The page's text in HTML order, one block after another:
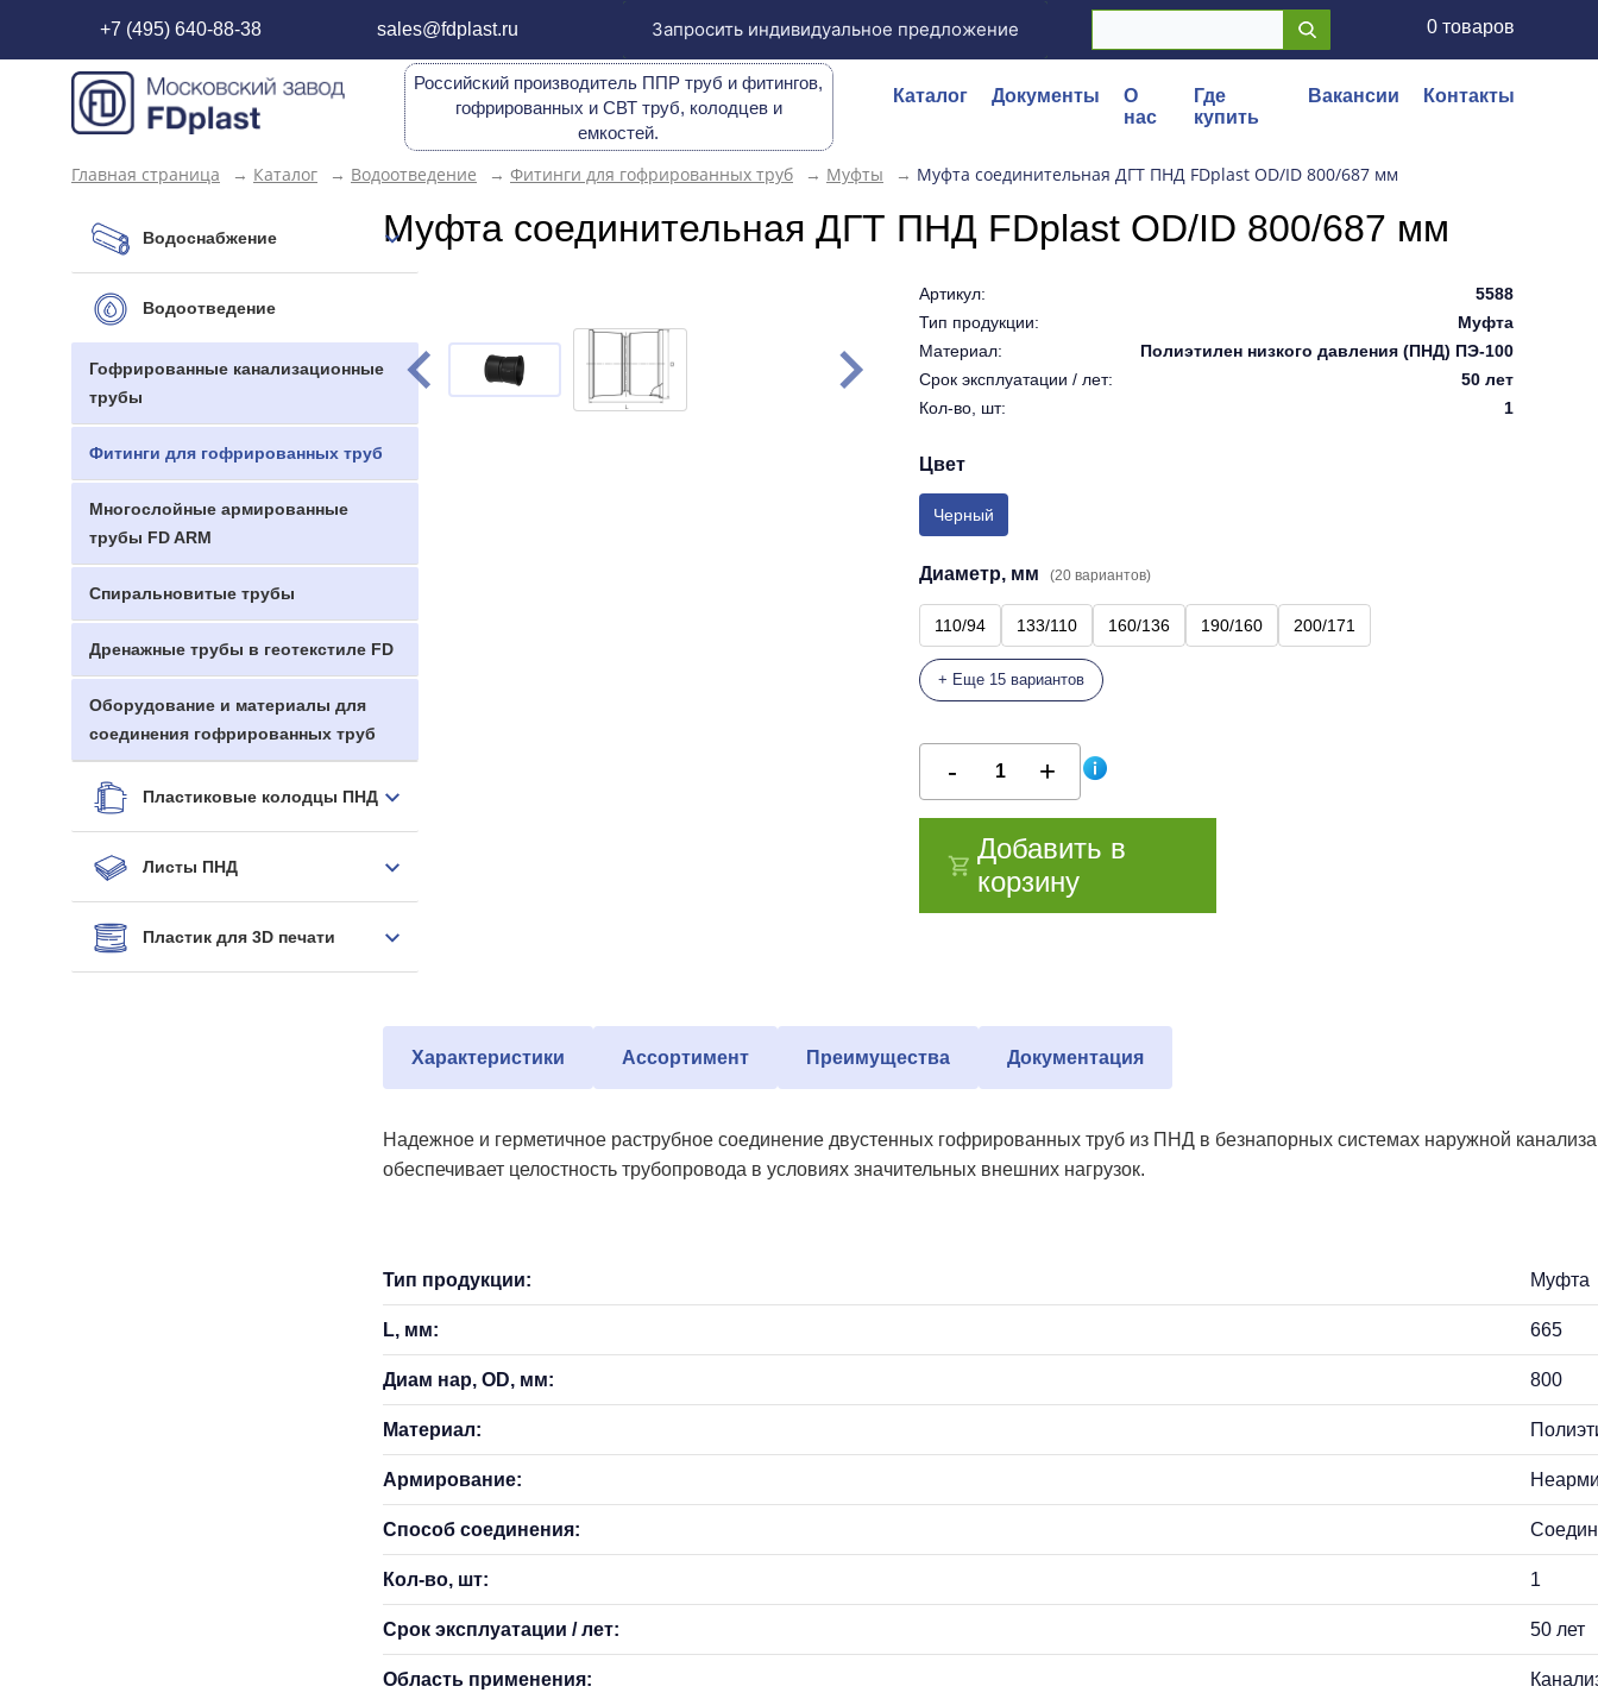
+7 (495) 640-88-38 sales@fdplast.ru Запросить индивидуальное предложение 0 товаров
Российский производитель ППР труб и фитингов,
гофрированных и СВТ труб, колодцев и
емкостей.
Каталог Документы
О
нас
Где
купить
Вакансии Контакты
Главная страница → Каталог → Водоотведение → Фитинги для гофрированных труб → Муфты → Муфта соединительная ДГТ ПНД FDplast OD/ID 800/687 мм
Водоснабжение
Водоотведение
Гофрированные канализационные
трубы
Фитинги для гофрированных труб
Многослойные армированные
трубы FD ARM
Спиральновитые трубы
Дренажные трубы в геотекстиле FD
Оборудование и материалы для
соединения гофрированных труб
Пластиковые колодцы ПНД
Листы ПНД
Пластик для 3D печати
Муфта соединительная ДГТ ПНД FDplast OD/ID 800/687 мм
Артикул:
5588
Тип продукции:
Муфта
Материал:
Полиэтилен низкого давления (ПНД) ПЭ-100
Срок эксплуатации / лет:
50 лет
Кол-во, шт:
1
Цвет
Черный
Диаметр, мм (20 вариантов)
110/94 133/110 160/136 190/160 200/171
+ Еще 15 вариантов
Добавить в
корзину
Характеристики Ассортимент Преимущества Документация
Надежное и герметичное раструбное соединение двустенных гофрированных труб из ПНД в безнапорных системах наружной
обеспечивает целостность трубопровода в условиях значительных внешних нагрузок.
Тип продукции: Муфта
L, мм: 665
Диам нар, OD, мм: 800
Материал:
Армирование:
Способ соединения:
Кол-во, шт: 1
Срок эксплуатации / лет: 50 лет
Область применения: